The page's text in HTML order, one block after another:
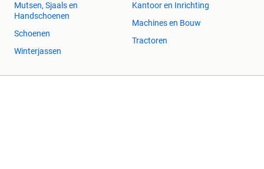
Mutsen, Sjaals en
Handschoenen
Schoenen
Winterjassen
Kantoor en Inrichting
Machines en Bouw
Tractoren